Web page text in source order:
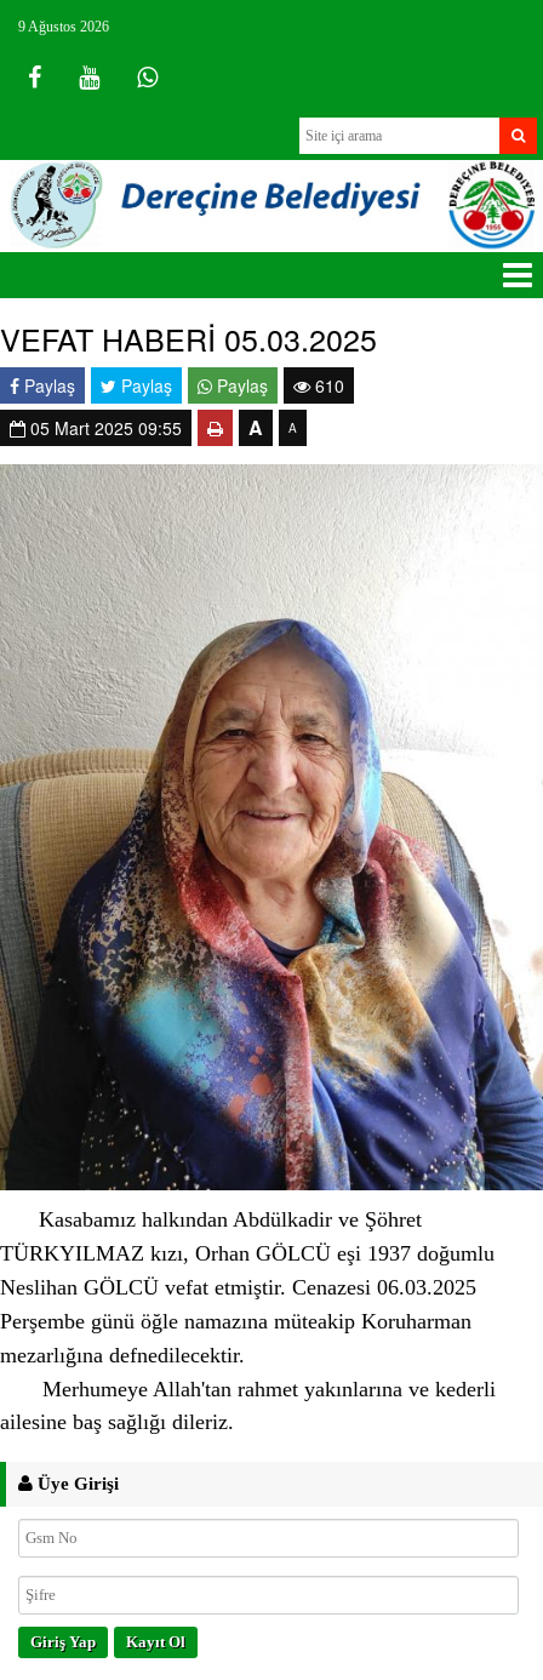
9 Ağustos 2026
VEFAT HABERİ 05.03.2025
Paylaş Paylaş Paylaş
610
05 Mart 2025 09:55
A A
Kasabamız halkından Abdülkadir ve Şöhret
TÜRKYILMAZ kızı, Orhan GÖLCÜ eşi 1937 doğumlu
Neslihan GÖLCÜ vefat etmiştir. Cenazesi 06.03.2025
Perşembe günü öğle namazına müteakip Koruharman
mezarlığına defnedilecektir.
Merhumeye Allah'tan rahmet yakınlarına ve kederli
ailesine baş sağlığı dileriz.
Üye Girişi
Giriş Yap Kayıt Ol